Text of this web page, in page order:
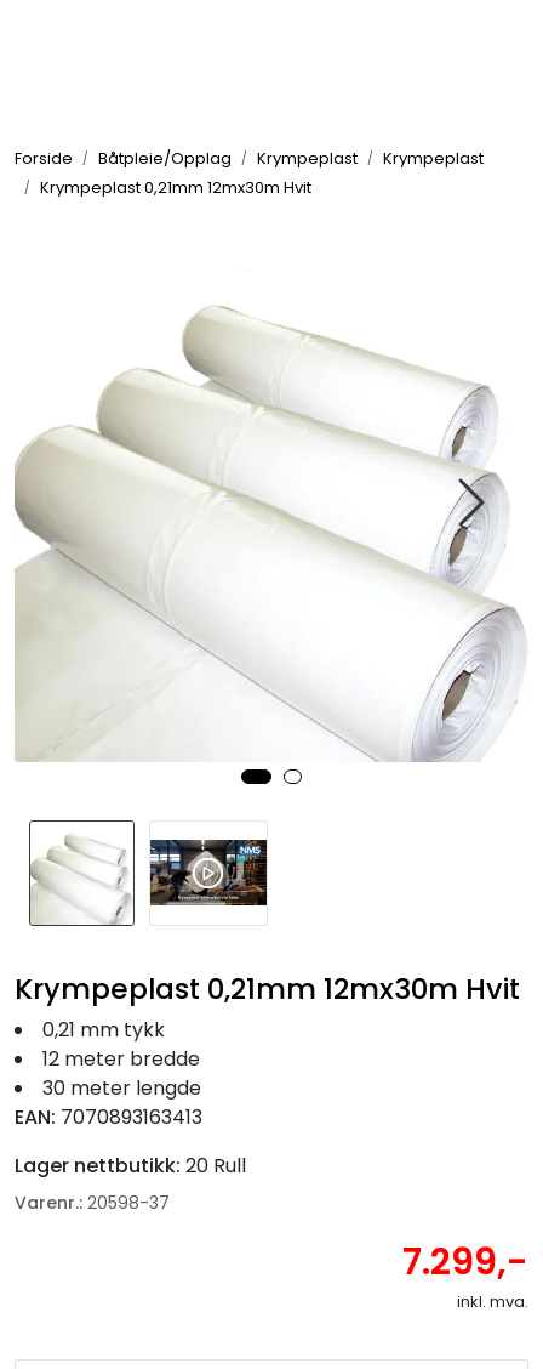
Forside Båtpleie/Opplag Krympeplast
Krympeplast
Krympeplast 0,21mm 12mx30m Hvit
Krympeplast 0,21mm 12mx30m Hvit
0,21 mm tykk
12 meter bredde
30 meter lengde
EAN: 7070893163413
Lager nettbutikk: 20 Rull
Varenr.: 20598-37
7.299,-
inkl. mva.
Elektrisk
VVS
Motor/Styring
Fortøyning
Fritid/Sikkerhet
Seil
Nyheter